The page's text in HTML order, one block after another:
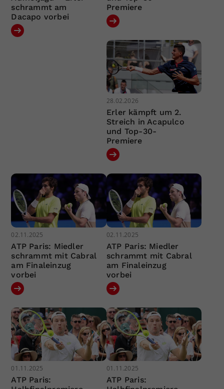
schrammt am
Dacapo vorbei
Premiere
28.02.2026
Erler kämpft um 2.
Streich in Acapulco
und Top-30-
Premiere
02.11.2025
ATP Paris: Miedler
schrammt mit Cabral
am Finaleinzug
vorbei
02.11.2025
ATP Paris: Miedler
schrammt mit Cabral
am Finaleinzug
vorbei
01.11.2025
ATP Paris:
01.11.2025
ATP Paris: